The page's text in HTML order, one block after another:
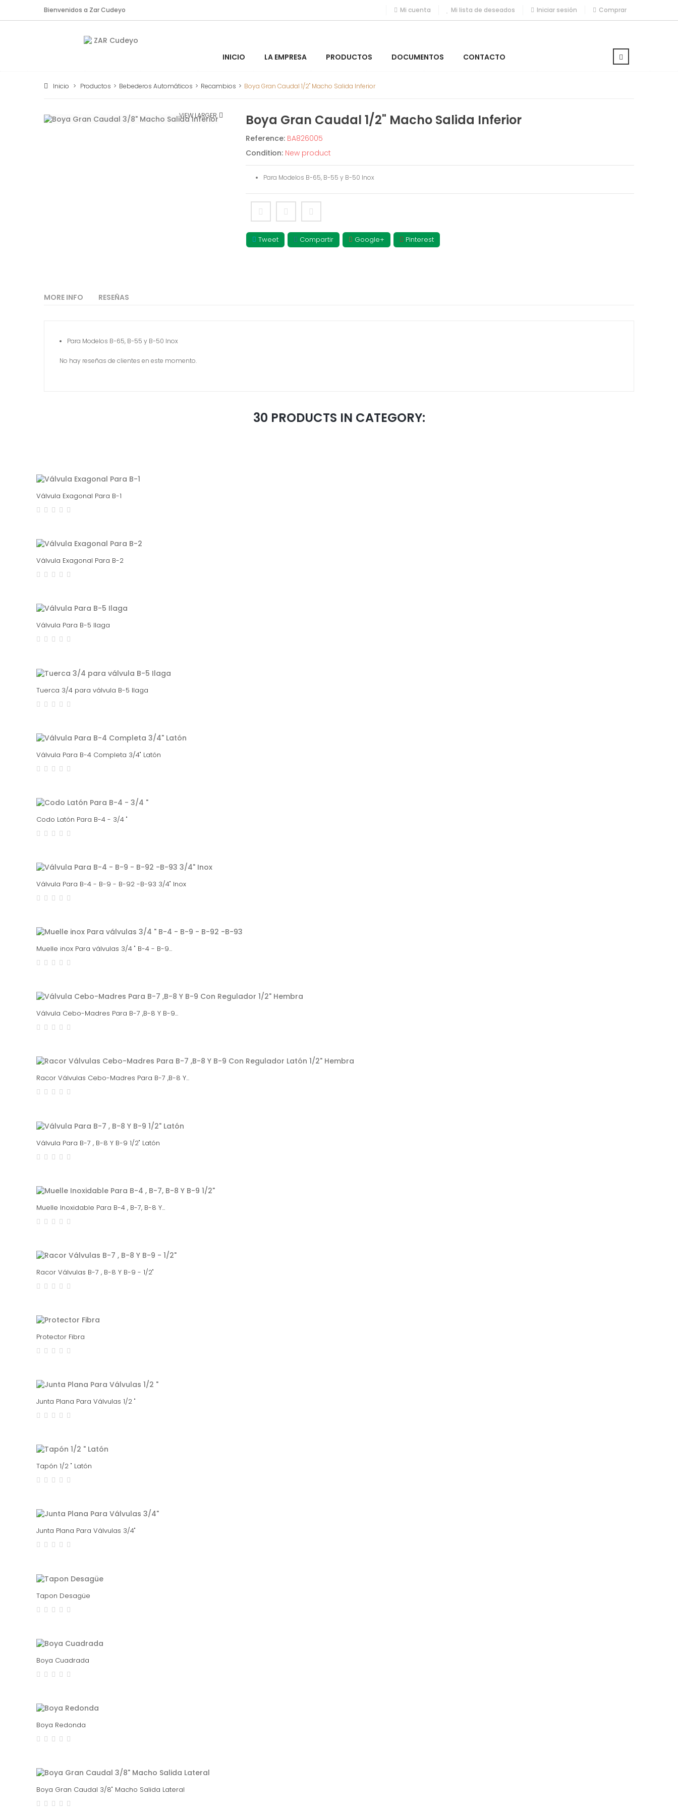
Mi cuenta Mi lista de deseados Comprar
Iniciar sesión
Bienvenidos a Zar Cudeyo
INICIO LA EMPRESA PRODUCTOS DOCUMENTOS CONTACTO
Inicio > Productos > Bebederos Automáticos > Recambios > Boya Gran Caudal 1/2" Macho Salida Inferior
VIEW LARGER Boya Gran Caudal 1/2" Macho Salida Inferior
Reference: BA826005
Condition: New product
Para Modelos B-65, B-55 y B-50 Inox
Tweet Compartir Google+ Pinterest
MORE INFO RESEÑAS
Para Modelos B-65, B-55 y B-50 Inox
No hay reseñas de clientes en este momento.
30 PRODUCTS IN CATEGORY:
Válvula Exagonal Para B-1
Válvula Exagonal Para B-2
Válvula Para B-5 Ilaga
Tuerca 3/4 para válvula B-5 Ilaga
Válvula Para B-4 Completa 3/4" Latón
Codo Latón Para B-4 - 3/4 "
Válvula Para B-4 - B-9 - B-92 -B-93 3/4" Inox
Muelle inox Para válvulas 3/4 " B-4 - B-9...
Válvula Cebo-Madres Para B-7 ,B-8 Y B-9...
Racor Válvulas Cebo-Madres Para B-7 ,B-8 Y...
Válvula Para B-7 , B-8 Y B-9 1/2" Latón
Muelle Inoxidable Para B-4 , B-7, B-8 Y...
Racor Válvulas B-7 , B-8 Y B-9 - 1/2"
Protector Fibra
Junta Plana Para Válvulas 1/2 "
Tapón 1/2 " Latón
Junta Plana Para Válvulas 3/4"
Tapon Desagüe
Boya Cuadrada
Boya Redonda
Boya Gran Caudal 3/8" Macho Salida Lateral